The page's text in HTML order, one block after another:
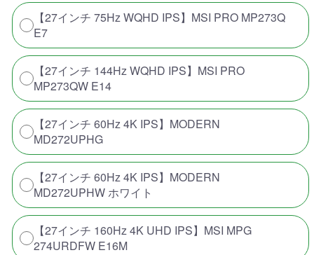
【27インチ 75Hz WQHD IPS】MSI PRO MP273Q
E7
【27インチ 144Hz WQHD IPS】MSI PRO
MP273QW E14
【27インチ 60Hz 4K IPS】MODERN
MD272UPHG
【27インチ 60Hz 4K IPS】MODERN
MD272UPHW ホワイト
【27インチ 160Hz 4K UHD IPS】MSI MPG
274URDFW E16M